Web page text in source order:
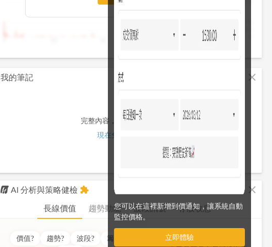
您可以在這裡新增到價通知，讓系統自動
監控價格。
立即體驗
13 13:30
我的筆記 close
完整內容，僅限註冊會員使用
現在免費註冊/登入
AI 分析與策略健檢 close
extension
長線價值 趨勢動能 波段訊號 存股收息
價值? 趨勢? 波段? 籌碼 價值??